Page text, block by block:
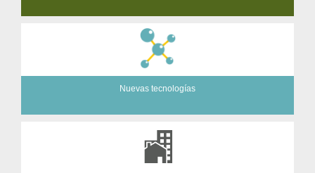
Nuevas tecnologías